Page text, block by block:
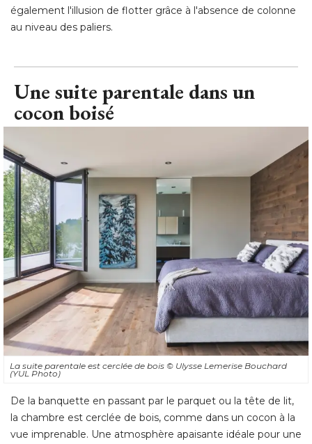
également l'illusion de flotter grâce à l'absence de colonne
au niveau des paliers.
Une suite parentale dans un
cocon boisé
La suite parentale est cerclée de bois © Ulysse Lemerise Bouchard
(YUL Photo)
De la banquette en passant par le parquet ou la tête de lit,
la chambre est cerclée de bois, comme dans un cocon à la
vue imprenable. Une atmosphère apaisante idéale pour une